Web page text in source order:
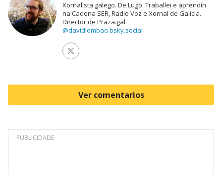
Xornalista galego. De Lugo. Traballei e aprendín
na Cadena SER, Radio Voz e Xornal de Galicia.
Director de Praza.gal.
@davidlombao.bsky.social
Ver perfil de Twitter
Ver comentarios
PUBLICIDADE